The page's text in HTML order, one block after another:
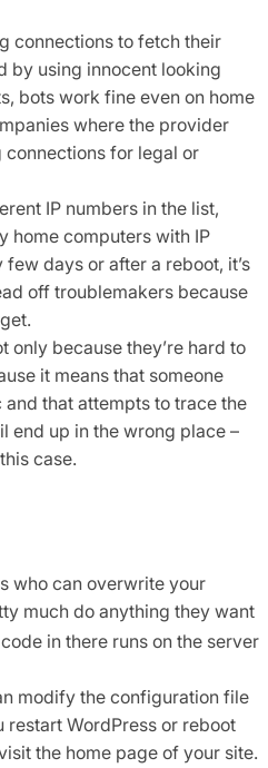
connections to fetch their
by using innocent looking
bots work fine even on home
where the provider
for legal or
IP numbers in the list,
home computers with IP
days or after a reboot, it’s
off troublemakers because
only because they’re hard to
it means that someone
that attempts to trace the
end up in the wrong place –
case.
who can overwrite your
much do anything they want
in there runs on the server
modify the configuration file
restart WordPress or reboot
the home page of your site.